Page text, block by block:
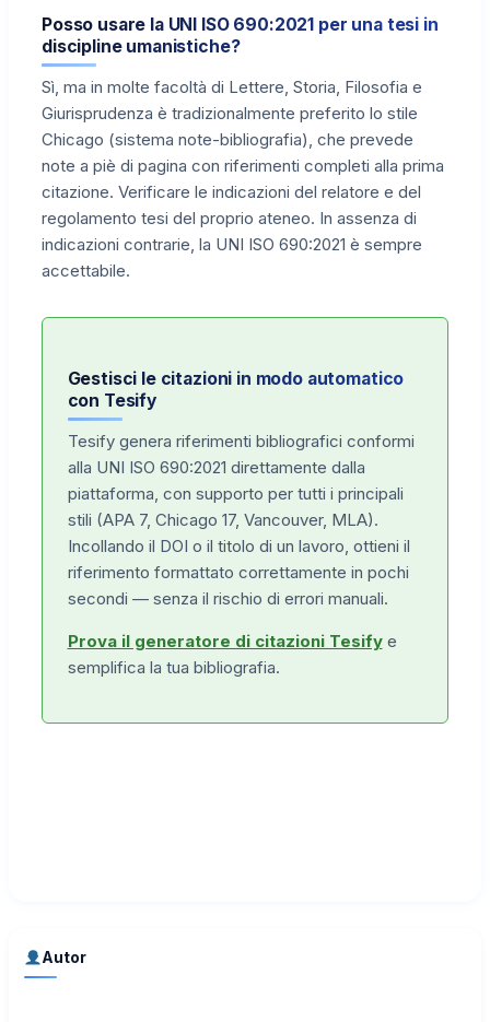
Posso usare la UNI ISO 690:2021 per una tesi in
discipline umanistiche?
Sì, ma in molte facoltà di Lettere, Storia, Filosofia e
Giurisprudenza è tradizionalmente preferito lo stile
Chicago (sistema note-bibliografia), che prevede
note a piè di pagina con riferimenti completi alla prima
citazione. Verificare le indicazioni del relatore e del
regolamento tesi del proprio ateneo. In assenza di
indicazioni contrarie, la UNI ISO 690:2021 è sempre
accettabile.
Gestisci le citazioni in modo automatico
con Tesify
Tesify genera riferimenti bibliografici conformi
alla UNI ISO 690:2021 direttamente dalla
piattaforma, con supporto per tutti i principali
stili (APA 7, Chicago 17, Vancouver, MLA).
Incollando il DOI o il titolo di un lavoro, ottieni il
riferimento formattato correttamente in pochi
secondi — senza il rischio di errori manuali.
Prova il generatore di citazioni Tesifye
semplifica la tua bibliografia.
Autor